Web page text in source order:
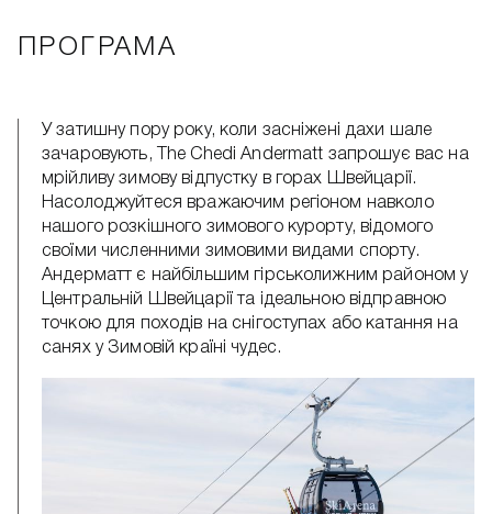
ПРОГРАМА
У затишну пору року, коли засніжені дахи шале
зачаровують, The Chedi Andermatt запрошує вас на
мрійливу зимову відпустку в горах Швейцарії.
Насолоджуйтеся вражаючим регіоном навколо
нашого розкішного зимового курорту, відомого
своїми численними зимовими видами спорту.
Андерматт є найбільшим гірськолижним районом у
Центральній Швейцарії та ідеальною відправною
точкою для походів на снігоступах або катання на
санях у Зимовій країні чудес.